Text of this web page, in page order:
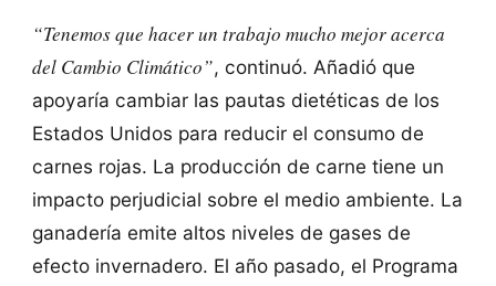
“Tenemos que hacer un trabajo mucho mejor acerca
del Cambio Climático”, continuó. Añadió que
apoyaría cambiar las pautas dietéticas de los
Estados Unidos para reducir el consumo de
carnes rojas. La producción de carne tiene un
impacto perjudicial sobre el medio ambiente. La
ganadería emite altos niveles de gases de
efecto invernadero. El año pasado, el Programa